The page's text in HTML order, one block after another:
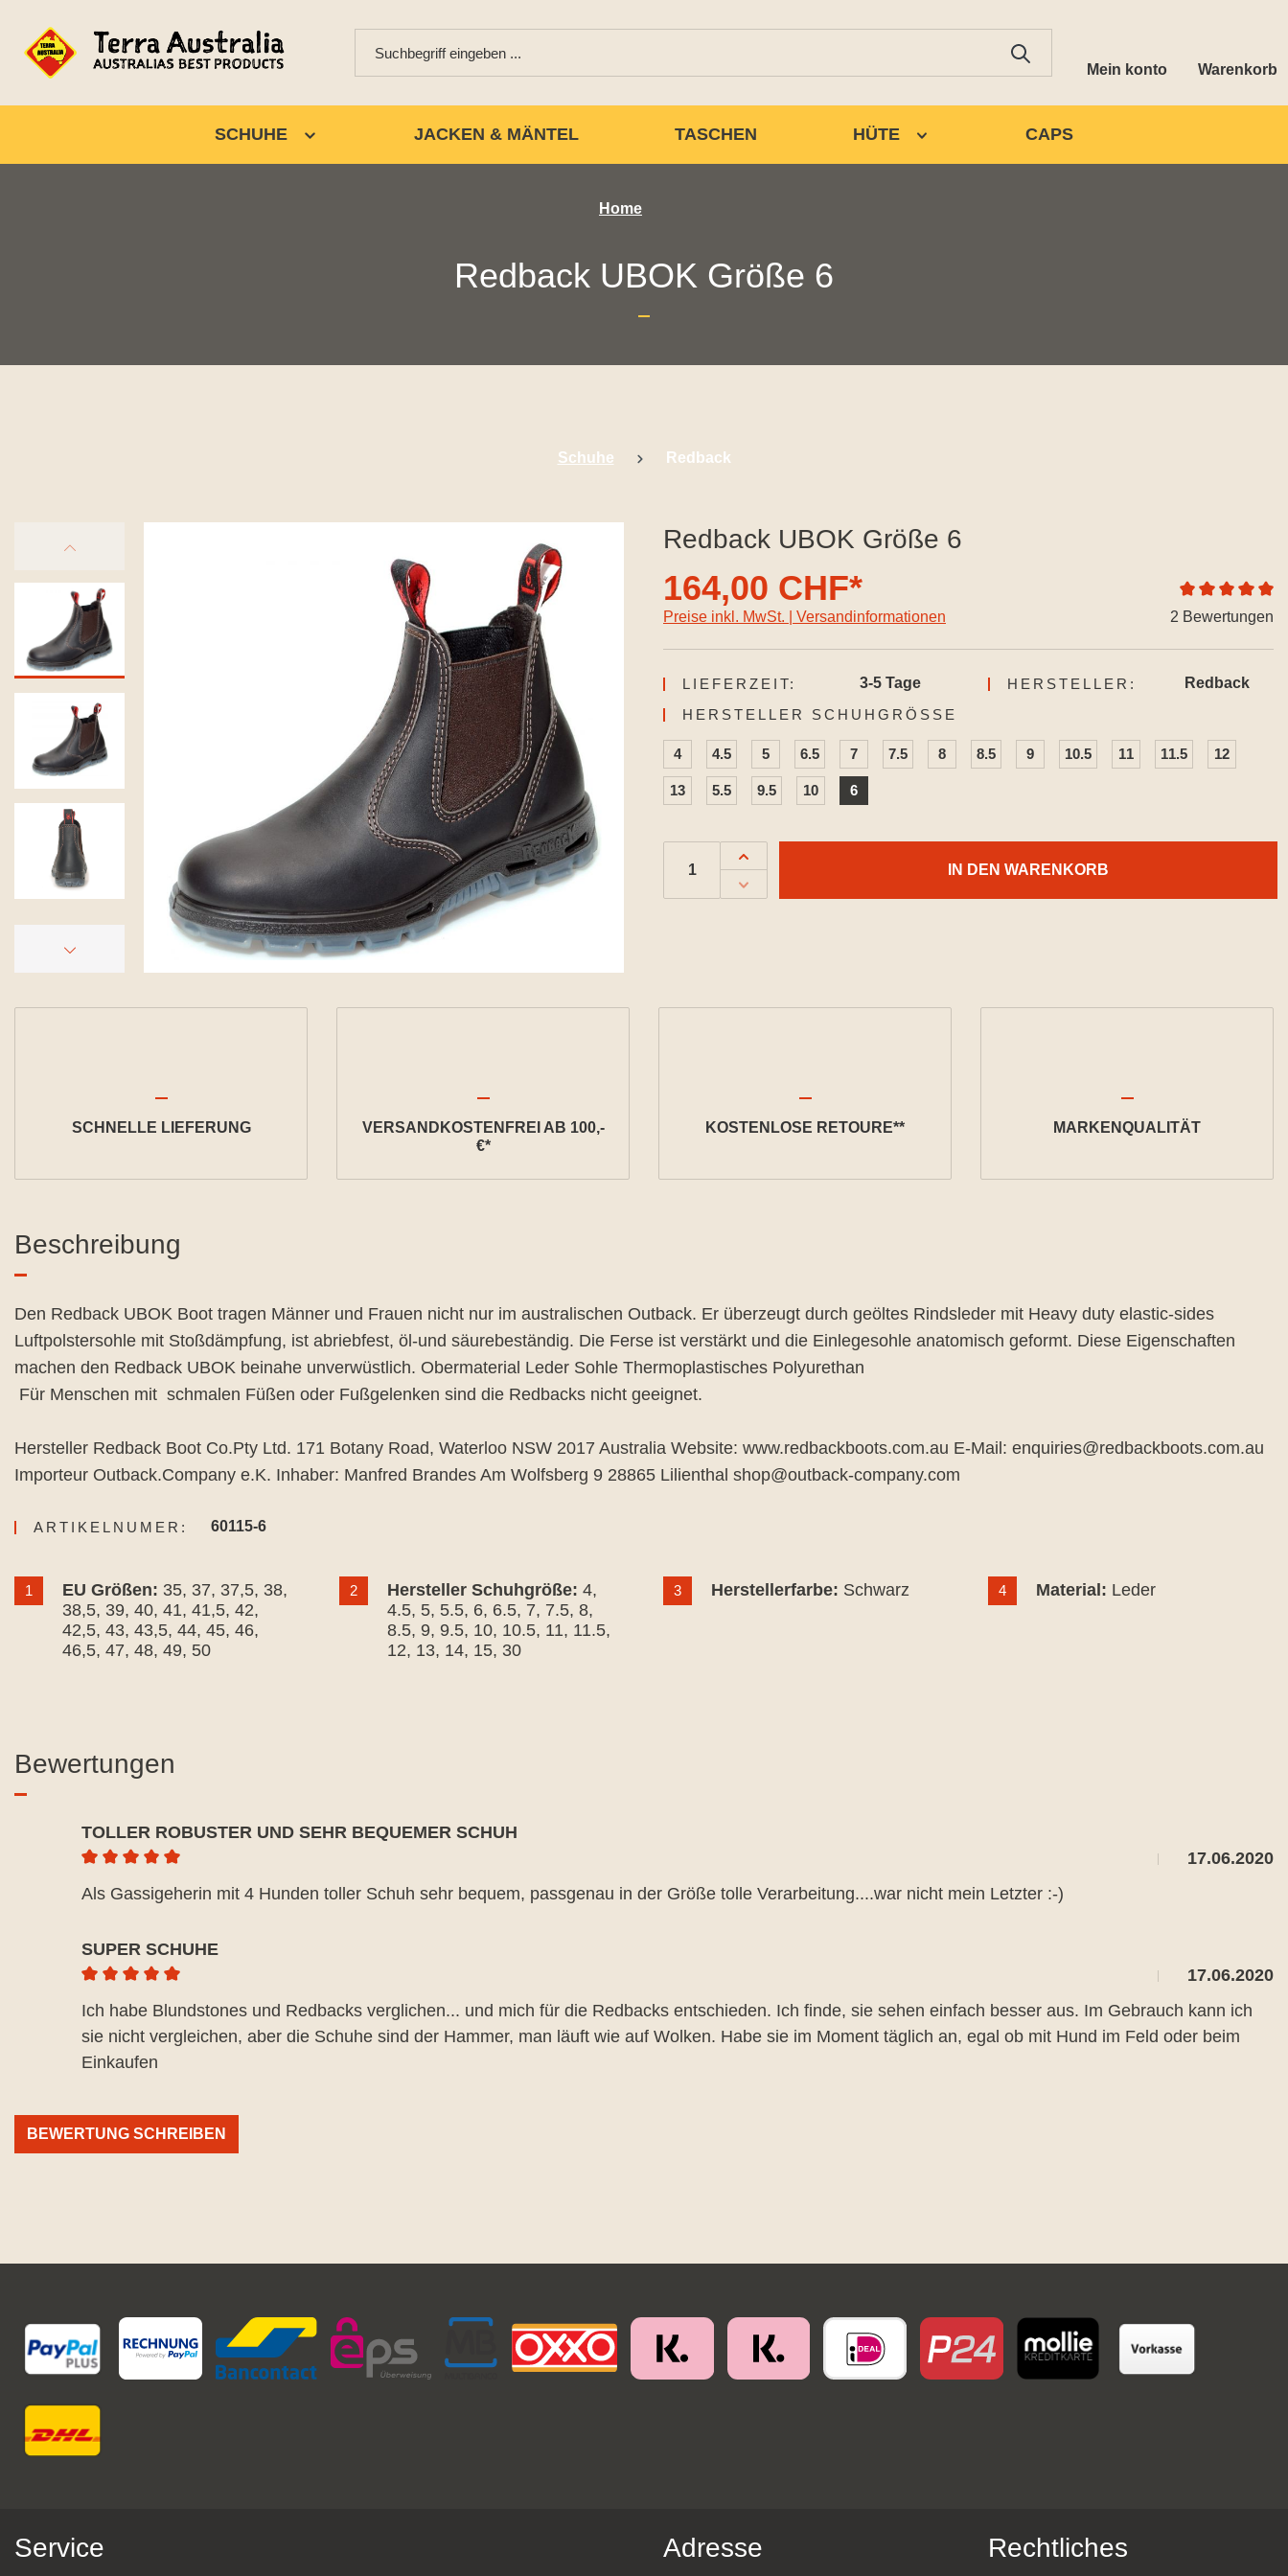
Mein konto Warenkorb
SCHUHE JACKEN & MÄNTEL TASCHEN HÜTE CAPS
Home
Redback UBOK Größe 6
Schuhe Redback
Redback UBOK Größe 6
164,00 CHF*
Preise inkl. MwSt. | Versandinformationen 2 Bewertungen
LIEFERZEIT: 3-5 Tage HERSTELLER:
Redback
HERSTELLER SCHUHGRÖSSE
4 4.5 5 6.5 7 7.5 8 8.5 9 10.5 11 11.5 12
13 5.5 9.5 10 6
IN DEN WARENKORB
SCHNELLE LIEFERUNG
VERSANDKOSTENFREI AB 100,-
€*
KOSTENLOSE RETOURE** MARKENQUALITÄT
Beschreibung
Den Redback UBOK Boot tragen Männer und Frauen nicht nur im australischen Outback. Er überzeugt durch geöltes Rindsleder mit Heavy duty elastic-sides
Luftpolstersohle mit Stoßdämpfung, ist abriebfest, öl-und säurebeständig. Die Ferse ist verstärkt und die Einlegesohle anatomisch geformt. Diese Eigenschaften
machen den Redback UBOK beinahe unverwüstlich. Obermaterial Leder Sohle Thermoplastisches Polyurethan
Für Menschen mit schmalen Füßen oder Fußgelenken sind die Redbacks nicht geeignet.
Hersteller Redback Boot Co.Pty Ltd. 171 Botany Road, Waterloo NSW 2017 Australia Website: www.redbackboots.com.au E-Mail: enquiries@redbackboots.com.au
Importeur Outback.Company e.K. Inhaber: Manfred Brandes Am Wolfsberg 9 28865 Lilienthal shop@outback-company.com
ARTIKELNUMER: 60115-6
1 EU Größen: 35, 37, 37,5, 38,
38,5, 39, 40, 41, 41,5, 42,
42,5, 43, 43,5, 44, 45, 46,
46,5, 47, 48, 49, 50
2 Hersteller Schuhgröße: 4,
4.5, 5, 5.5, 6, 6.5, 7, 7.5, 8,
8.5, 9, 9.5, 10, 10.5, 11, 11.5,
12, 13, 14, 15, 30
3 Herstellerfarbe: Schwarz 4 Material: Leder
Bewertungen
TOLLER ROBUSTER UND SEHR BEQUEMER SCHUH
Durchschnittliche Bewertung von 5 von 5 Sternen
17.06.2020
Als Gassigeherin mit 4 Hunden toller Schuh sehr bequem, passgenau in der Größe tolle Verarbeitung....war nicht mein Letzter :-)
SUPER SCHUHE
Durchschnittliche Bewertung von 5 von 5 Sternen
17.06.2020
Ich habe Blundstones und Redbacks verglichen... und mich für die Redbacks entschieden. Ich finde, sie sehen einfach besser aus. Im Gebrauch kann ich
sie nicht vergleichen, aber die Schuhe sind der Hammer, man läuft wie auf Wolken. Habe sie im Moment täglich an, egal ob mit Hund im Feld oder beim
Einkaufen
BEWERTUNG SCHREIBEN
Service Adresse Rechtliches